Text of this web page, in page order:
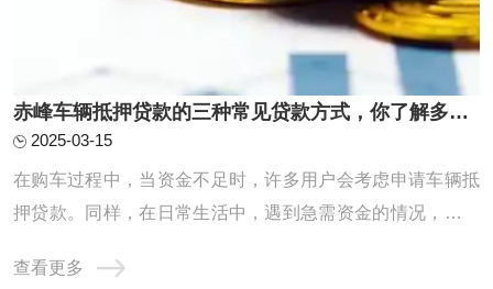
赤峰车辆抵押贷款的三种常见贷款方式，你了解多少？
2025-03-15
在购车过程中，当资金不足时，许多用户会考虑申请车辆抵
押贷款。同样，在日常生活中，遇到急需资金的情况，部分
所需资金。接下来，我们将深入探讨车辆抵押贷款的几种常
查看更多